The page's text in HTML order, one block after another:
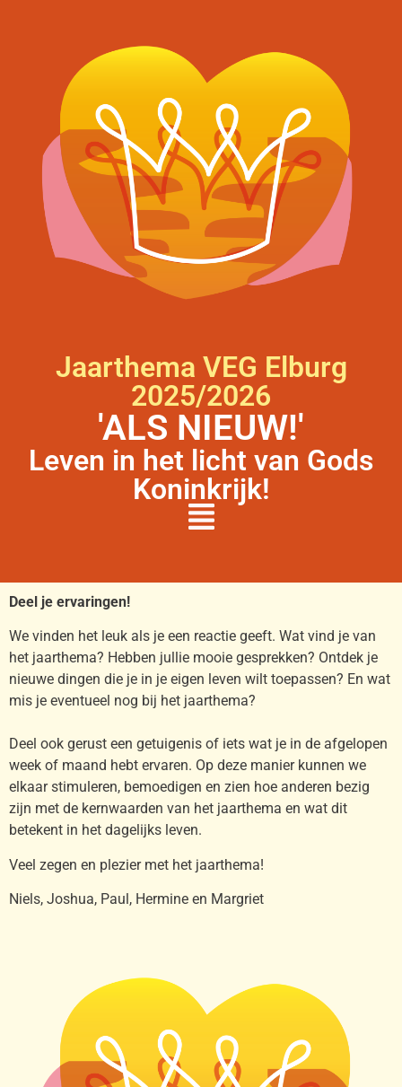
Jaarthema VEG Elburg
2025/2026
'ALS NIEUW!'
Leven in het licht van Gods
Koninkrijk!
Deel je ervaringen!
We vinden het leuk als je een reactie geeft. Wat vind je van
het jaarthema? Hebben jullie mooie gesprekken? Ontdek je
nieuwe dingen die je in je eigen leven wilt toepassen? En wat
mis je eventueel nog bij het jaarthema?
Deel ook gerust een getuigenis of iets wat je in de afgelopen
week of maand hebt ervaren. Op deze manier kunnen we
elkaar stimuleren, bemoedigen en zien hoe anderen bezig
zijn met de kernwaarden van het jaarthema en wat dit
betekent in het dagelijks leven.
Veel zegen en plezier met het jaarthema!
Niels, Joshua, Paul, Hermine en Margriet